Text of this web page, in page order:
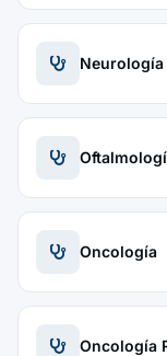
Neurología
Oncología
Oncología